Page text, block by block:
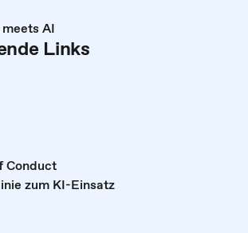
AI
Links
Conduct
zum KI-Einsatz